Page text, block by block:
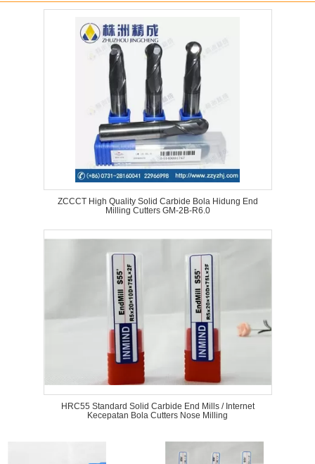
ZCCCT High Quality Solid Carbide Bola Hidung End
Milling Cutters GM-2B-R6.0
HRC55 Standard Solid Carbide End Mills / Internet
Kecepatan Bola Cutters Nose Milling